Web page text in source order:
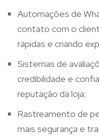
Automações de
contato com o
rápidas e criando
Sistemas de
credibilidade e
reputação da loja;
Rastreamento de
mais segurança e